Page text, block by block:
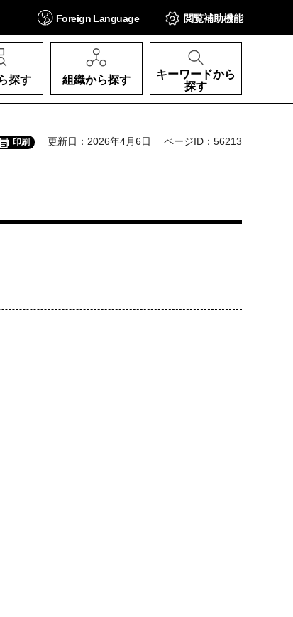
Foreign Language 閲覧補助機能
探す 組織から探す
キーワードから
探す
印刷 更新日：2026年4月6日 ページID：56213